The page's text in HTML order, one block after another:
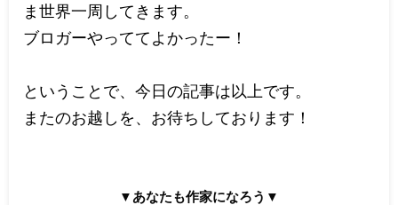
ま世界一周してきます。
ブロガーやっててよかったー！
ということで、今日の記事は以上です。
またのお越しを、お待ちしております！
▼あなたも作家になろう▼